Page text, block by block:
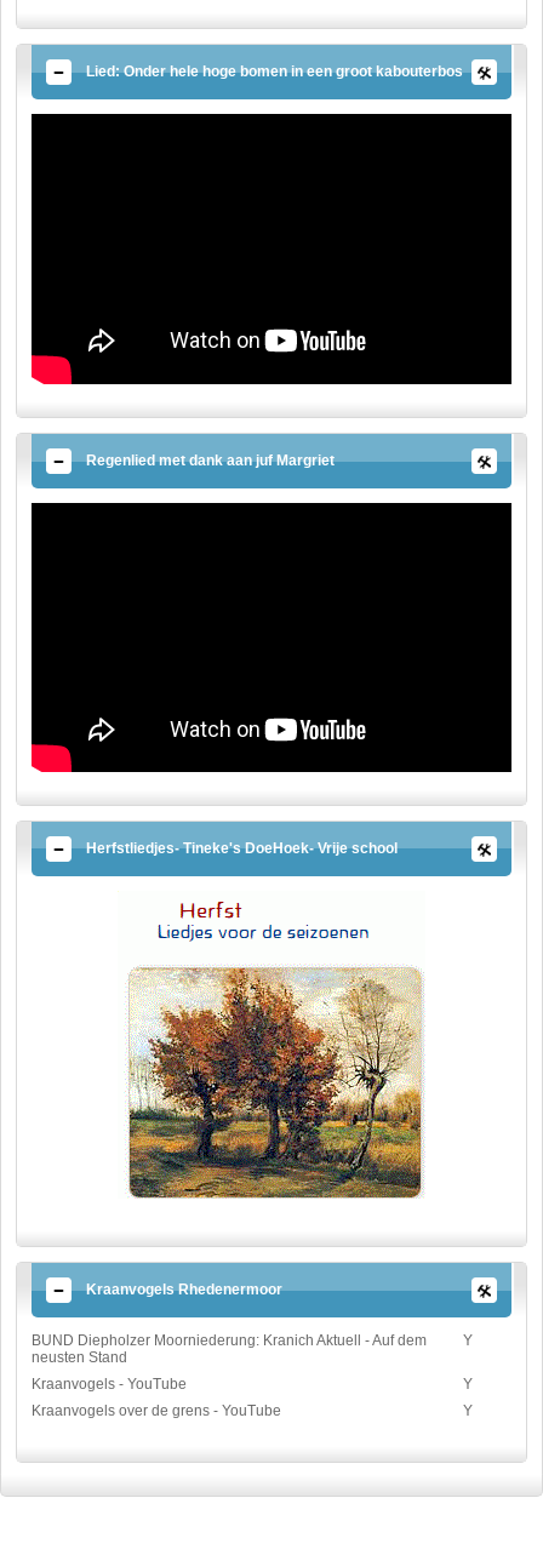
Lied: Onder hele hoge bomen in een groot kabouterbos
Regenlied met dank aan juf Margriet
Herfstliedjes- Tineke's DoeHoek- Vrije school
Kraanvogels Rhedenermoor
BUND Diepholzer Moorniederung: Kranich Aktuell - Auf dem
neusten Stand
Y
Kraanvogels - YouTube
Y
Kraanvogels over de grens - YouTube
Y